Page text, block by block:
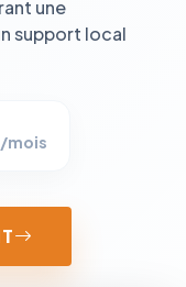
une
support local
/mois